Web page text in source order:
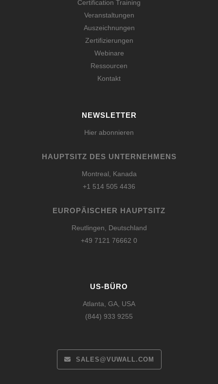
Certification Training
Veranstaltungen
Auszeichnungen
Zertifizierungen
Webinare
Ressourcen
Kontakt
NEWSLETTER
Hier abonnieren
HAUPTSITZ DES UNTERNEHMENS
Montreal, Kanada
+1 514 505 4436
EUROPÄISCHER HAUPTSITZ
Reutlingen, Deutschland
+49 7121 76662 0
US-BÜRO
Atlanta, GA, USA
(844) 933 9255
SALES@VUWALL.COM